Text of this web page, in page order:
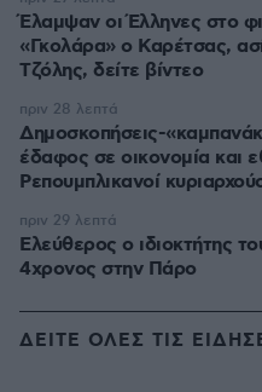
Έλαμψαν οι Έλληνες στο
«Γκολάρα» ο Καρέτσας,
Τζόλης, δείτε βίντεο
Δημοσκοπήσεις-
έδαφος σε οικονομία και
Ρεπουμπλικανοί
πριν 28 λεπτά
Ελεύθερος ο ιδιοκτήτης
4χρονος στην Πάρο
πριν 29 λεπτά
ΔΕΙΤΕ ΟΛΕΣ ΤΙΣ